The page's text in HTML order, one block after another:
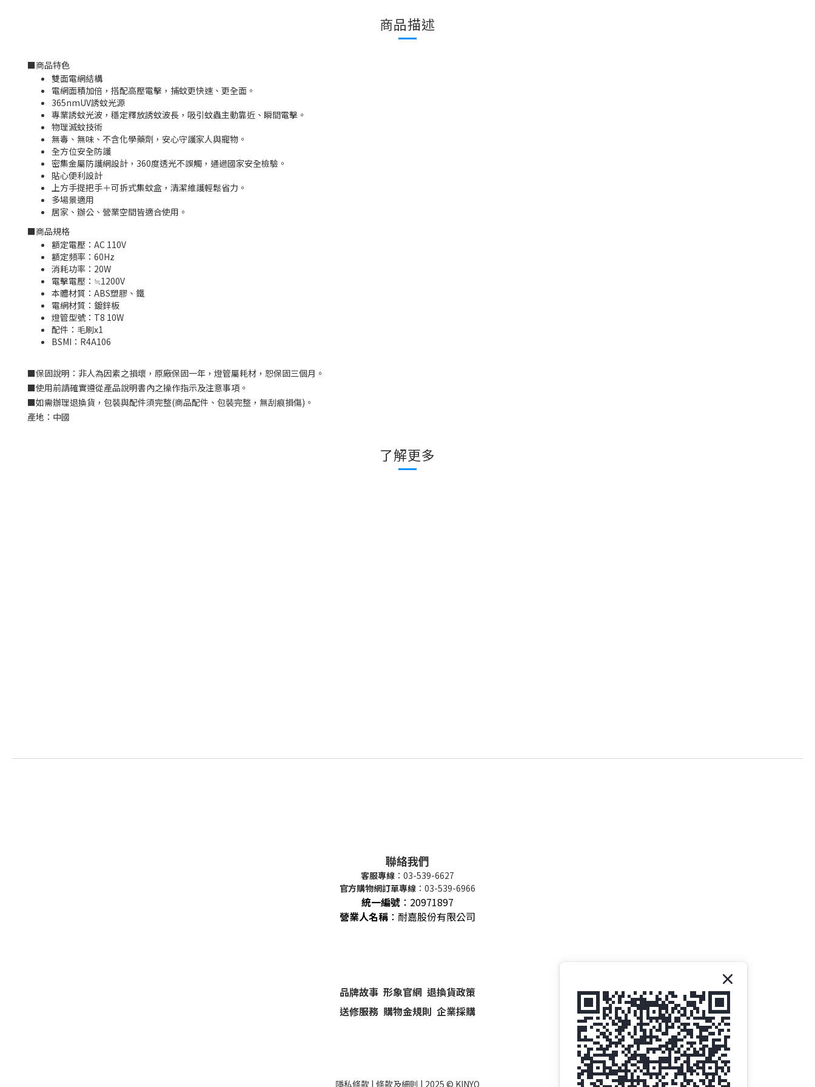
商品描述
■商品特色
雙面電網結構
電網面積加倍，搭配高壓電擊，捕蚊更快速、更全面。
365nmUV誘蚊光源
專業誘蚊光波，穩定釋放誘蚊波長，吸引蚊蟲主動靠近、瞬間電擊。
物理滅蚊技術
無毒、無味、不含化學藥劑，安心守護家人與寵物。
全方位安全防護
密集金屬防護網設計，360度透光不誤觸，通過國家安全檢驗。
貼心便利設計
上方手提把手＋可拆式集蚊盒，清潔維護輕鬆省力。
多場景適用
居家、辦公、營業空間皆適合使用。
■商品規格
額定電壓：AC 110V
額定頻率：60Hz
消耗功率：20W
電擊電壓：≒1200V
本體材質：ABS塑膠、鐵
電網材質：鍍鋅板
燈管型號：T8 10W
配件：毛刷x1
BSMI： R4A106
■保固說明： 非人為因素之損壞，原廠保固一年，燈管屬耗材，恕保固三個月。
■使用前請確實遵從產品說明書內之操作指示及注意事項。
■如需辦理退換貨，包裝與配件須完整(商品配件、包裝完整，無刮痕損傷) 。
產地：中國
了解更多
聯絡我們
客服專線 ：03-539-6627
官方購物網訂單專線 ：03-539-6966
統一編號 ： 20971897
營業人名稱 ：耐嘉股份有限公司
品牌故事 形象官網 退換貨政策
送修服務 購物金規則 企業採購
隱私條款 | 條款及細則 | 2025 © KINYO